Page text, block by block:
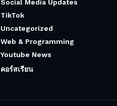
Social Media Updates
TikTok
Uncategorized
Web & Programming
Youtube News
คอร์สเรียน